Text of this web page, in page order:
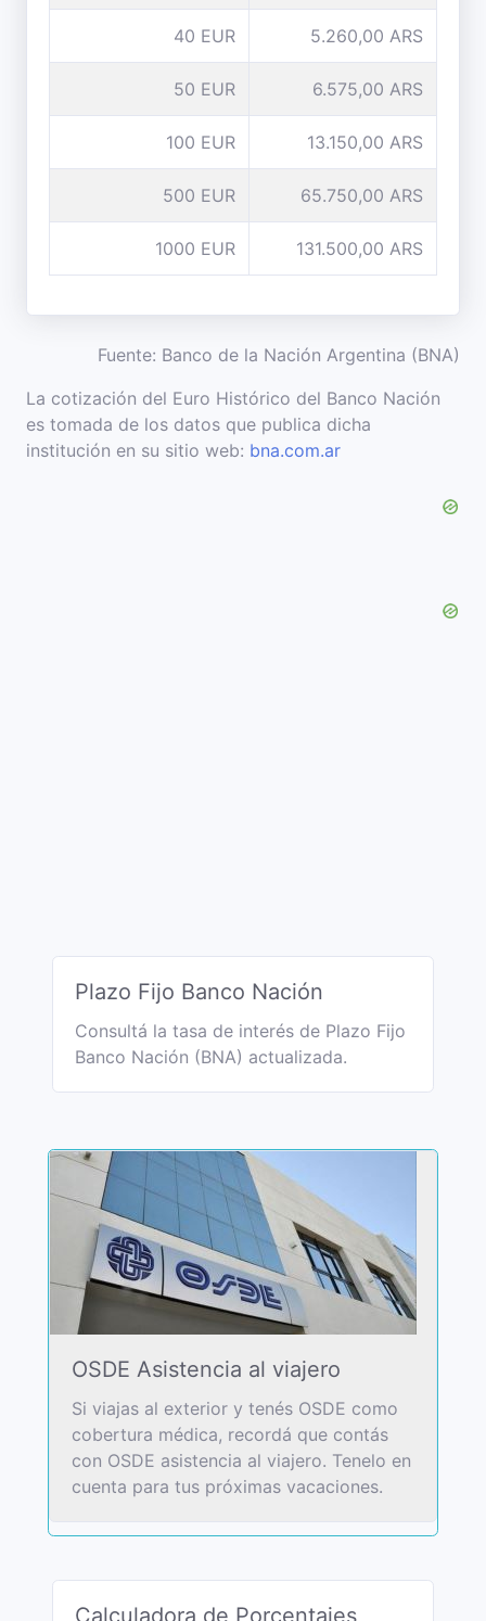
40 EUR 5.260,00 ARS
50 EUR 6.575,00 ARS
100 EUR 13.150,00 ARS
500 EUR 65.750,00 ARS
1000 EUR 131.500,00 ARS
Fuente: Banco de la Nación Argentina (BNA)
La cotización del Euro Histórico del Banco Nación
es tomada de los datos que publica dicha
institución en su sitio web: bna.com.ar
Plazo Fijo Banco Nación
Consultá la tasa de interés de Plazo Fijo
Banco Nación (BNA) actualizada.
OSDE Asistencia al viajero
Si viajas al exterior y tenés OSDE como
cobertura médica, recordá que contás
con OSDE asistencia al viajero. Tenelo en
cuenta para tus próximas vacaciones.
Calculadora de Porcentajes